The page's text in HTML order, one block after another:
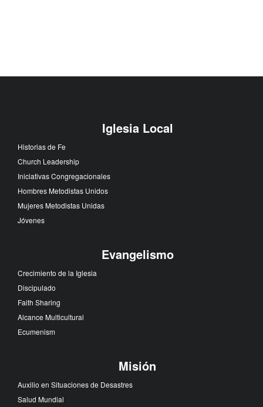
Iglesia Local
Historias de Fe
Church Leadership
Iniciativas Congregacionales
Hombres Metodistas Unidos
Mujeres Metodistas Unidas
Jóvenes
Evangelismo
Crecimiento de la Iglesia
Discipulado
Faith Sharing
Alcance Multicultural
Ecumenism
Misión
Auxilio en Situaciones de Desastres
Salud Mundial